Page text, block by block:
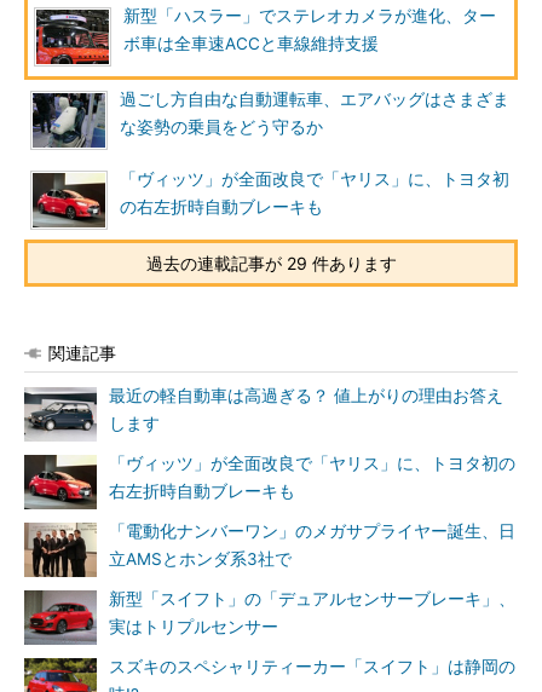
新型「ハスラー」でステレオカメラが進化、ター
ボ車は全車速ACCと車線維持支援
過ごし方自由な自動運転車、エアバッグはさまざま
な姿勢の乗員をどう守るか
「ヴィッツ」が全面改良で「ヤリス」に、トヨタ初
の右左折時自動ブレーキも
過去の連載記事が 29 件あります
関連記事
最近の軽自動車は高過ぎる？ 値上がりの理由お答え
します
「ヴィッツ」が全面改良で「ヤリス」に、トヨタ初の
右左折時自動ブレーキも
「電動化ナンバーワン」のメガサプライヤー誕生、日
立AMSとホンダ系3社で
新型「スイフト」の「デュアルセンサーブレーキ」、
実はトリプルセンサー
スズキのスペシャリティーカー「スイフト」は静岡の